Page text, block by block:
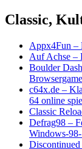
Classic,
Appx4Fun –
Auf Achse –
Boulder
Browsergame
c64x.de –
64 online
Classic
Defrag98 –
Windows-